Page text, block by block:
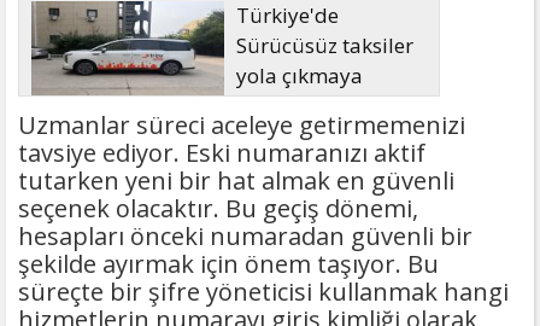
Türkiye'de
Sürücüsüz taksiler
yola çıkmaya
hazırlanıyor
Uzmanlar süreci aceleye getirmemenizi
tavsiye ediyor. Eski numaranızı aktif
tutarken yeni bir hat almak en güvenli
seçenek olacaktır. Bu geçiş dönemi,
hesapları önceki numaradan güvenli bir
şekilde ayırmak için önem taşıyor. Bu
süreçte bir şifre yöneticisi kullanmak hangi